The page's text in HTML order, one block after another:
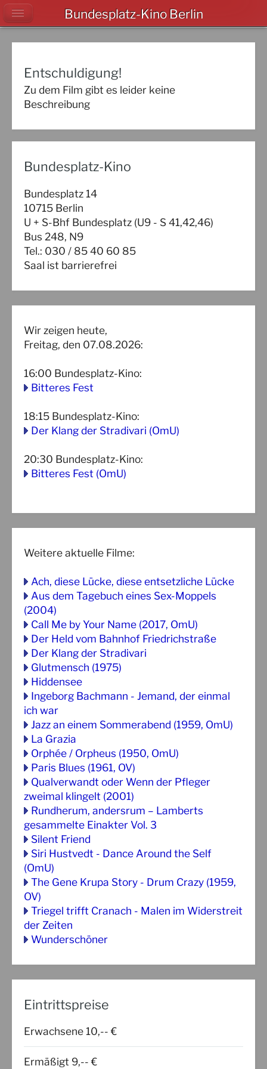
Bundesplatz-Kino
Bundesplatz 14
10715 Berlin
U + S-Bhf Bundesplatz (U9 - S 41,42,46)
Bus 248, N9
Tel.: 030 / 85 40 60 85
Saal ist barrierefrei
Wir zeigen heute,
Freitag, den 07.08.2026:
16:00 Bundesplatz-Kino:
Bitteres Fest
18:15 Bundesplatz-Kino:
Der Klang der Stradivari (OmU)
20:30 Bundesplatz-Kino:
Bitteres Fest (OmU)
Weitere aktuelle Filme:
Ach, diese Lücke, diese entsetzliche Lücke
Aus dem Tagebuch eines Sex-Moppels
(2004)
Call Me by Your Name (2017, OmU)
Der Held vom Bahnhof Friedrichstraße
Der Klang der Stradivari
Glutmensch (1975)
Hiddensee
Ingeborg Bachmann - Jemand, der einmal
ich war
Jazz an einem Sommerabend (1959, OmU)
La Grazia
Orphée / Orpheus (1950, OmU)
Paris Blues (1961, OV)
Qualverwandt oder Wenn der Pfleger
zweimal klingelt (2001)
Rundherum, andersrum – Lamberts
gesammelte Einakter Vol. 3
Silent Friend
Siri Hustvedt - Dance Around the Self
(OmU)
The Gene Krupa Story - Drum Crazy (1959,
OV)
Triegel trifft Cranach - Malen im Widerstreit
der Zeiten
Wunderschöner
Eintrittspreise
Erwachsene 10,-- €
Ermäßigt 9,-- €
Entschuldigung!
Zu dem Film gibt es leider keine
Beschreibung
Bundesplatz-Kino Berlin